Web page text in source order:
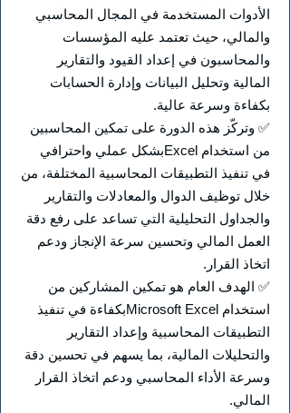
الأدوات المستخدمة في المجال المحاسبي
والمالي، حيث تعتمد عليه المؤسسات
والمحاسبون في إعداد القيود والتقارير
المالية وتحليل البيانات وإدارة الحسابات
بكفاءة وسرعة عالية.
✅ وتركّز هذه الدورة على تمكين المحاسبين
من استخدام Excelبشكل عملي واحترافي
في تنفيذ التطبيقات المحاسبية المختلفة، من
خلال توظيف الدوال والمعادلات والتقارير
والجداول التحليلية التي تساعد على رفع دقة
العمل المالي وتحسين سرعة الإنجاز ودعم
اتخاذ القرار.
✅ الهدف العام هو تمكين المشاركين من
استخدام Microsoft Excelبكفاءة في تنفيذ
التطبيقات المحاسبية وإعداد التقارير
والتحليلات المالية، بما يسهم في تحسين دقة
وسرعة الأداء المحاسبي ودعم اتخاذ القرار
المالي.